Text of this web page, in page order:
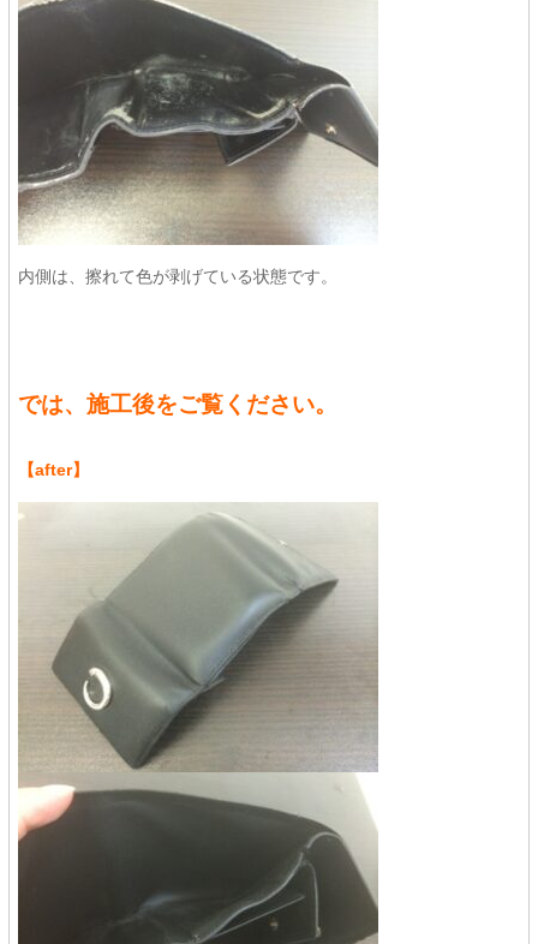
内側は、擦れて色が剥げている状態です。
では、施工後をご覧ください。
【after】